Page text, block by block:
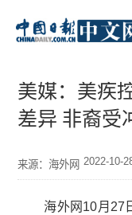
美媒：美疾
差异 非裔受
来源：海外网 2022-10-
海外网10月27